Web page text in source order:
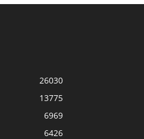
26030
13775
6969
6426